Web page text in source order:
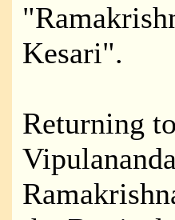
Kesari".
Returning